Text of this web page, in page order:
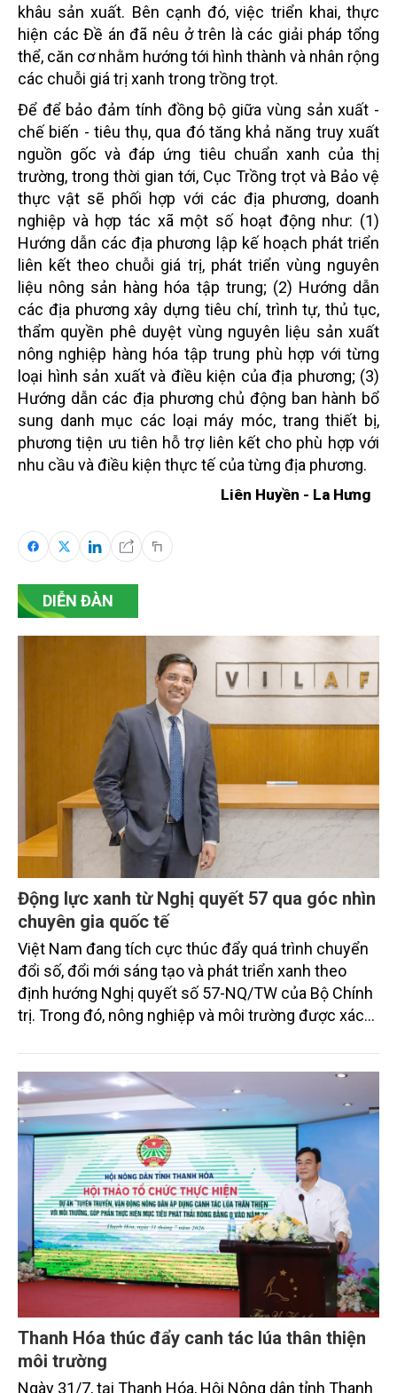
khâu sản xuất. Bên cạnh đó, việc triển khai, thực
hiện các Đề án đã nêu ở trên là các giải pháp tổng
thể, căn cơ nhằm hướng tới hình thành và nhân rộng
các chuỗi giá trị xanh trong trồng trọt.
Để để bảo đảm tính đồng bộ giữa vùng sản xuất -
chế biến - tiêu thụ, qua đó tăng khả năng truy xuất
nguồn gốc và đáp ứng tiêu chuẩn xanh của thị
trường, trong thời gian tới, Cục Trồng trọt và Bảo vệ
thực vật sẽ phối hợp với các địa phương, doanh
nghiệp và hợp tác xã một số hoạt động như: (1)
Hướng dẫn các địa phương lập kế hoạch phát triển
liên kết theo chuỗi giá trị, phát triển vùng nguyên
liệu nông sản hàng hóa tập trung; (2) Hướng dẫn
các địa phương xây dựng tiêu chí, trình tự, thủ tục,
thẩm quyền phê duyệt vùng nguyên liệu sản xuất
nông nghiệp hàng hóa tập trung phù hợp với từng
loại hình sản xuất và điều kiện của địa phương; (3)
Hướng dẫn các địa phương chủ động ban hành bổ
sung danh mục các loại máy móc, trang thiết bị,
phương tiện ưu tiên hỗ trợ liên kết cho phù hợp với
nhu cầu và điều kiện thực tế của từng địa phương.
Liên Huyền - La Hưng
DIỄN ĐÀN
Động lực xanh từ Nghị quyết 57 qua góc nhìn
chuyên gia quốc tế
Việt Nam đang tích cực thúc đẩy quá trình chuyển
đổi số, đổi mới sáng tạo và phát triển xanh theo
định hướng Nghị quyết số 57-NQ/TW của Bộ Chính
trị. Trong đó, nông nghiệp và môi trường được xác
sắc bởi các tiến bộ công nghệ và cam kết bền vững
toàn cầu, đặc biệt là mục tiêu đưa phát thải ròng
bằng 0 (Net-Zero) vào năm 2050.
Thanh Hóa thúc đẩy canh tác lúa thân thiện
môi trường
Ngày 31/7, tại Thanh Hóa, Hội Nông dân tỉnh Thanh